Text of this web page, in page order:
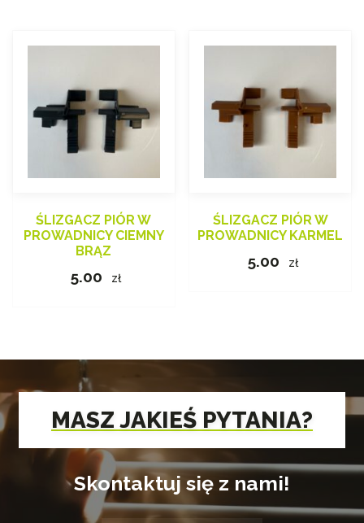
ŚLIZGACZ PIÓR W
PROWADNICY CIEMNY
BRĄZ
5.00 zł
ŚLIZGACZ PIÓR W
PROWADNICY KARMEL
5.00 zł
MASZ JAKIEŚ PYTANIA?
Skontaktuj się z nami!